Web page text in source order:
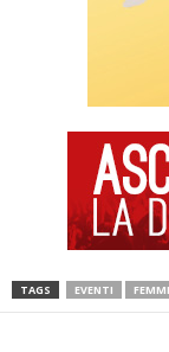
TAGS EVENTI